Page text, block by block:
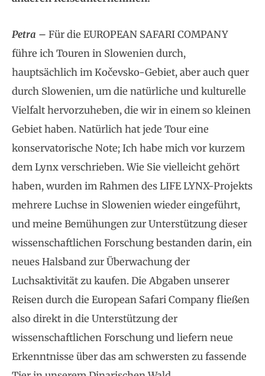
Petra – Für die EUROPEAN SAFARI COMPANY
führe ich Touren in Slowenien durch,
hauptsächlich im Kočevsko-Gebiet, aber auch quer
durch Slowenien, um die natürliche und kulturelle
Vielfalt hervorzuheben, die wir in einem so kleinen
Gebiet haben. Natürlich hat jede Tour eine
konservatorische Note; Ich habe mich vor kurzem
dem Lynx verschrieben. Wie Sie vielleicht gehört
haben, wurden im Rahmen des LIFE LYNX-Projekts
mehrere Luchse in Slowenien wieder eingeführt,
und meine Bemühungen zur Unterstützung dieser
wissenschaftlichen Forschung bestanden darin, ein
neues Halsband zur Überwachung der
Luchsaktivität zu kaufen. Die Abgaben unserer
Reisen durch die European Safari Company fließen
also direkt in die Unterstützung der
wissenschaftlichen Forschung und liefern neue
Erkenntnisse über das am schwersten zu fassende